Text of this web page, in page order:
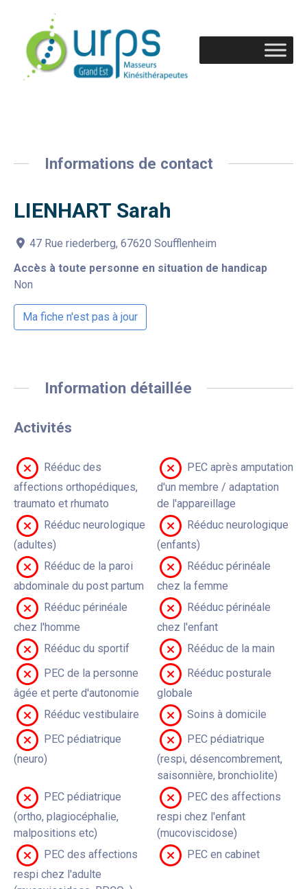
Informations de contact
LIENHART Sarah
47 Rue riederberg, 67620 Soufflenheim
Accès à toute personne en situation de handicap
Non
Ma fiche n'est pas à jour
Information détaillée
Activités
Rééduc des
affections orthopédiques,
traumato et rhumato
PEC après amputation
d'un membre / adaptation
de l'appareillage
Rééduc neurologique
(adultes)
Rééduc neurologique
(enfants)
Rééduc de la paroi
abdominale du post partum
Rééduc périnéale
chez la femme
Rééduc périnéale
chez l'homme
Rééduc périnéale
chez l'enfant
Rééduc du sportif
Rééduc de la main
PEC de la personne
âgée et perte d'autonomie
Rééduc posturale
globale
Rééduc vestibulaire
Soins à domicile
PEC pédiatrique
(neuro)
PEC pédiatrique
(respi, désencombrement,
saisonnière, bronchiolite)
PEC pédiatrique
(ortho, plagiocéphalie,
malpositions etc)
PEC des affections
respi chez l'enfant
(mucoviscidose)
PEC des affections
respi chez l'adulte
PEC en cabinet